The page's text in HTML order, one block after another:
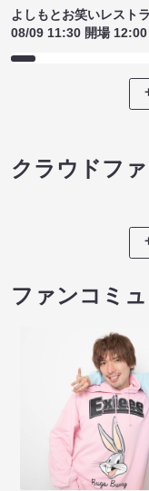
よしもとお笑いレスト
08/09 11:30 開場
クラウドフ
ファンコミ